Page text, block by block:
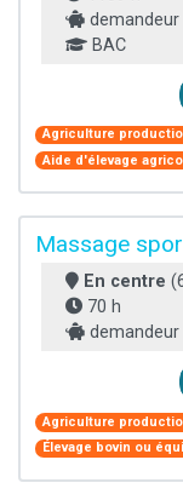
demandeur
BAC
Agriculture
Aide d'élevage
Massage
En centre
70 h
demandeur
Agriculture
Élevage bovin ou